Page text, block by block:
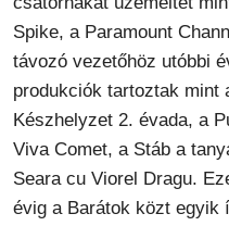
Spike, a Paramount
távozó vezetőhöz utóbbi
produkciók tartoztak mint
Készhelyzet 2. évada, a
Viva Comet, a Stáb a
Seara cu Viorel Dragu.
évig a Barátok közt egyik